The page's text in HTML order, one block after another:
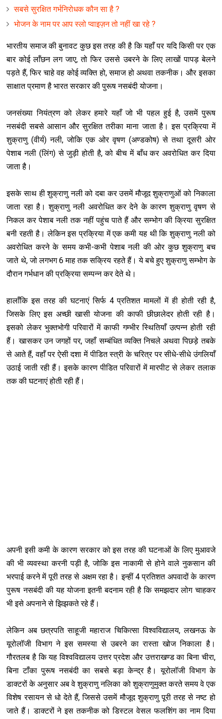
सबसे सुरक्षित गर्भनिरोधक कौन सा है ?
भोजन के नाम पर आप स्लो प्वाइज़न तो नहीं खा रहे ?
भारतीय समाज की बुनावट कुछ इस तरह की है कि यहाँ पर यदि किसी पर एक
बार कोई लाँछन लग जाए, तो फिर उससे उबरने के लिए लाखों पापड़ बेलने
पड़ते हैं, फिर चाहे वह कोई व्यक्ति हो, समाज हो अथवा तकनीक। और इसका
साक्षात प्रमाण है भारत सरकार की पुरूष नसबंदी योजना।
जनसंख्या नियंत्रण को लेकर हमारे यहाँ जो भी पहल हुई है, उसमें पुरूष
नसबंदी सबसे आसान और सुरक्षित तरीका माना जाता है। इस प्रक्रिया में
शुक्राणु (वीर्य) नली, जोकि एक ओर वृषण (अण्डकोष) से तथा दूसरी ओर
पेशाब नली (लिंग) से जुड़ी होती है, को बीच में बाँध कर अवरोधित कर दिया
जाता है।
इसके साथ ही शुक्राणु नली को दबा कर उसमें मौजूद शुक्राणुओं को निकाला
जाता रहा है। शुक्राणु नली अवरोधित कर देने के कारण शुक्राणु वृषण से
निकल कर पेशाब नली तक नहीं पहुंच पाते हैं और सम्भोग की क्रिया सुरक्षित
बनी रहती है। लेकिन इस प्रक्रिया में एक कमी यह थी कि शुक्राणु नली को
अवरोधित करने के समय कभी-कभी पेशाब नली की ओर कुछ शुक्राणु बच
जाते थे, जो लगभग 6 माह तक सक्रिय रहते हैं। ये बचे हुए शुक्राणु सम्भोग के
दौरान गर्भधान की प्रक्रिया सम्पन्न कर देते थे।
हालाँकि इस तरह की घटनाएं सिर्फ 4 प्रतिशत मामलों में ही होती रही है,
जिसके लिए इस अच्छी खासी योजना की काफी छीछालेदर होती रही है।
इसको लेकर भुक्तभोगी परिवारों में काफी गम्भीर स्थितियाँ उत्पन्न होती रही
हैं। खासकर उन जगहों पर, जहाँ सम्बंधित व्यक्ति निचले अथवा पिछड़े तबके
से आते हैं, वहाँ पर ऐसी दशा में पीडित स्त्री के चरित्र पर सीधे-सीधे उंगलियाँ
उठाई जाती रही हैं। इसके कारण पीडित परिवारों में मारपीट से लेकर तलाक
तक की घटनाएं होती रही हैं।
अपनी इसी कमी के कारण सरकार को इस तरह की घटनाओं के लिए मुआवजे
की भी व्यवस्था करनी पड़ी है, जोकि इस नाकामी से होने वाले नुकसान की
भरपाई करने में पूरी तरह से अक्षम रहा है। इन्हीं 4 प्रतिशत अपवादों के कारण
पुरूष नसबंदी की यह योजना इतनी बदनाम रही है कि समझदार लोग चाहकर
भी इसे अपनाने से झिझकते रहे हैं।
लेकिन अब छत्रपति साहूजी महाराज चिकित्सा विश्वविद्यालय, लखनऊ के
यूरोलॉजी विभाग ने इस समस्या से उबरने का रास्ता खोज निकाला है।
गौरतलब है कि यह विश्वविद्यालय उत्तर प्रदेश और उत्तराखण्ड का बिना चीरा,
बिना टाँका पुरूष नसबंदी का सबसे बड़ा केन्द्र है। यूरोलॉजी विभाग के
डाक्टरों के अनुसार अब वे शुक्राणु नलिका को शुक्राणुमुक्त करते समय वे एक
विशेष रसायन से धो देते हैं, जिससे उसमें मौजूद शुक्राणु पूरी तरह से नष्ट हो
जाते हैं। डाक्टरों ने इस तकनीक को डिस्टल वेसल फलशिंग का नाम दिया